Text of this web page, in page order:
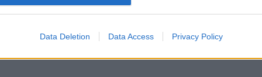
Data Deletion Data Access Privacy Policy